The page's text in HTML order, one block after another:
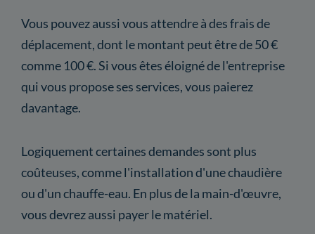
Vous pouvez aussi vous attendre à des frais de
déplacement, dont le montant peut être de 50 €
comme 100 €. Si vous êtes éloigné de l'entreprise
qui vous propose ses services, vous paierez
davantage.
Logiquement certaines demandes sont plus
coûteuses, comme l'installation d'une chaudière
ou d'un chauffe-eau. En plus de la main-d'œuvre,
vous devrez aussi payer le matériel.